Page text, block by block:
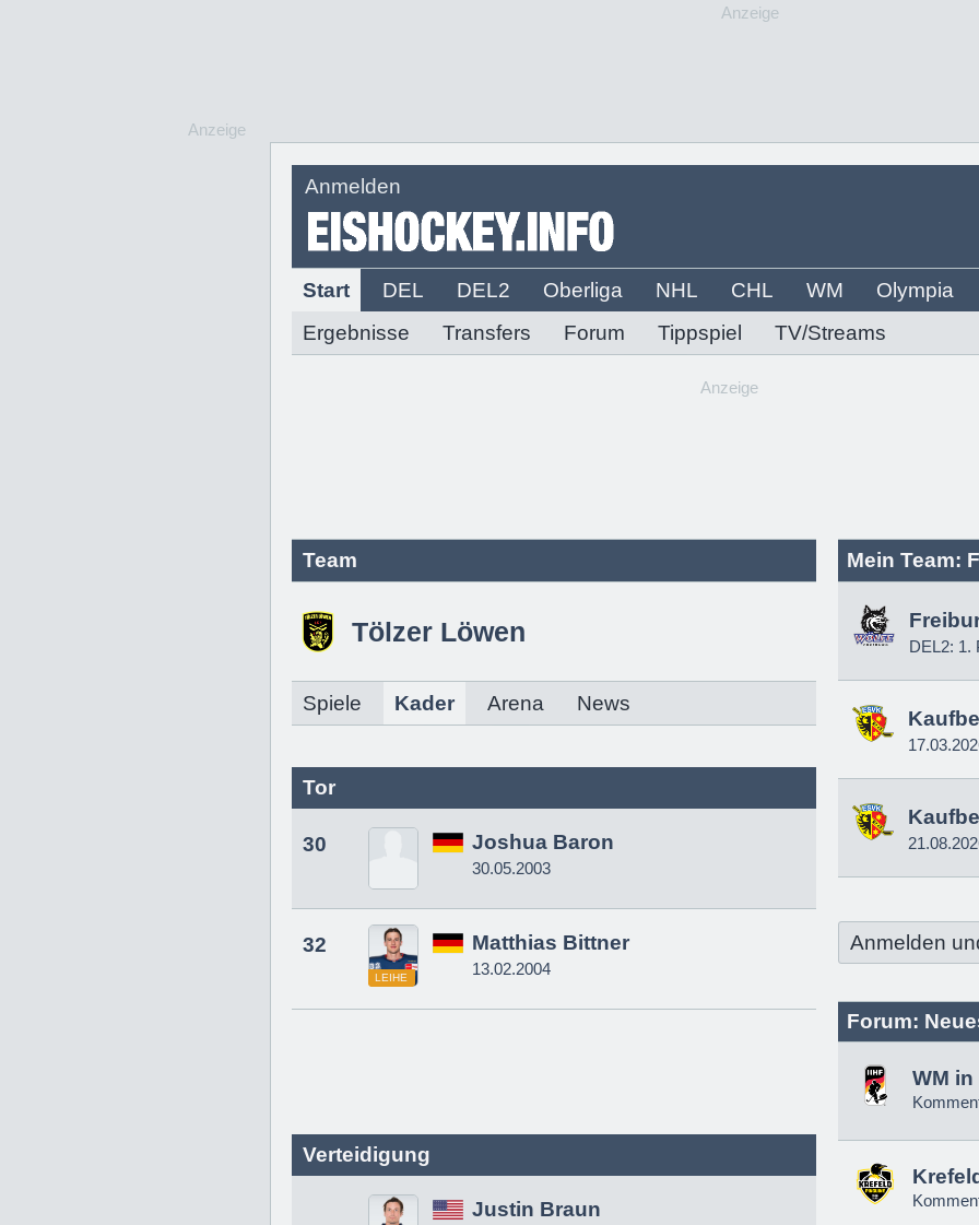
Anzeige
Anmelden
Start DEL DEL2 Oberliga NHL CHL WM
Olympia
Ergebnisse
Transfers Forum Tippspiel TV/Streams
Anzeige
Anzeige
Team
Tölzer Löwen
Spiele Kader Arena News
Tor
30 Joshua Baron
30.05.2003
32
LEIHE
Matthias Bittner
13.02.2004
Verteidigung
Justin Braun
Mein Team:
DEL2: 1.
Anmelden
Forum:
WM